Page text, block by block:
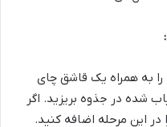
به همراه یک قاشق چای
شده در جذوه بریزید. اگر
این مرحله اضافه کنید.